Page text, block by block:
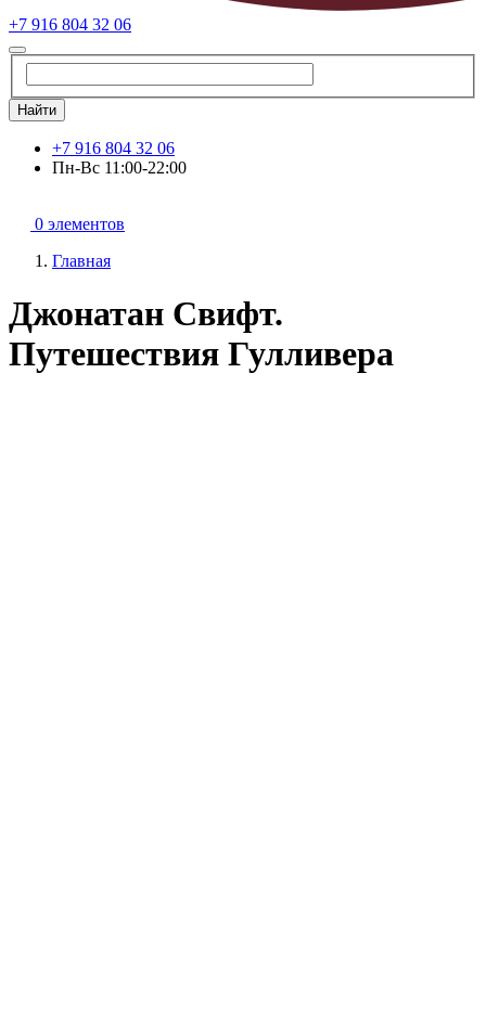
+7 916 804 32 06
Найти
+7 916 804 32 06
Пн-Вс 11:00-22:00
0 элементов
Главная
Джонатан Свифт.
Путешествия Гулливера